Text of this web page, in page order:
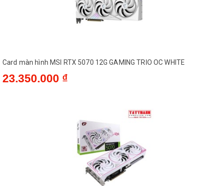
Card màn hình MSI RTX 5070 12G GAMING TRIO OC WHITE
23.350.000 ₫